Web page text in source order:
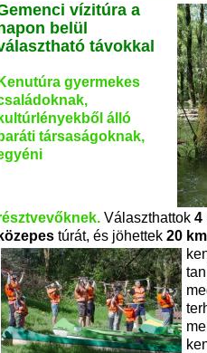
vízitúra a
belül
távokkal
Kenutúra gyermekes
kultúrlényekből álló
baráti társaságoknak,
. Választhattok 4
közepes túrát, és jöhettek 20
me